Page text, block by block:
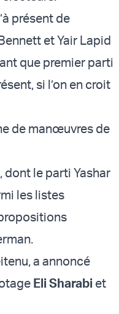
présent de
et Yair Lapid
que premier parti
si l’on en croit
de manœuvres de
, dont le parti Yashar
les listes
a annoncé
Eli Sharabi et